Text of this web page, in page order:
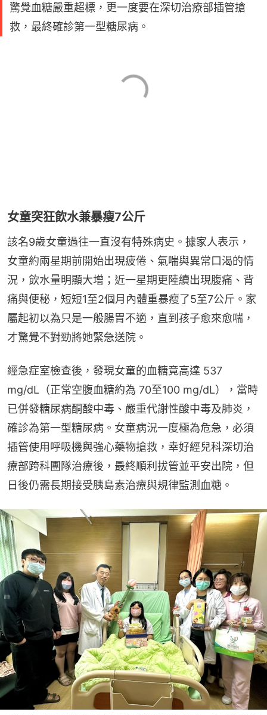
驚覺血糖嚴重超標，更一度要在深切治療部插管搶
救，最終確診第一型糖尿病。
女童突狂飲水兼暴瘦7公斤
該名9歲女童過往一直沒有特殊病史。據家人表示，
女童約兩星期前開始出現疲倦、氣喘與異常口渴的情
況，飲水量明顯大增；近一星期更陸續出現腹痛、背
痛與便秘，短短1至2個月內體重暴瘦了5至7公斤。家
屬起初以為只是一般腸胃不適，直到孩子愈來愈喘，
才驚覺不對勁將她緊急送院。
經急症室檢查後，發現女童的血糖竟高達 537
mg/dL（正常空腹血糖約為 70至100 mg/dL），當時
已併發糖尿病酮酸中毒、嚴重代謝性酸中毒及肺炎，
確診為第一型糖尿病。女童病況一度極為危急，必須
插管使用呼吸機與強心藥物搶救，幸好經兒科深切治
療部跨科團隊治療後，最終順利拔管並平安出院，但
日後仍需長期接受胰島素治療與規律監測血糖。